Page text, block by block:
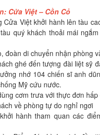
Cửa Việt – Cồn Cỏ
Cửa Việt khởi hành lên tàu
quý khách thoải mái
đoàn di chuyển nhận phòng
ghé đến tượng đài liệt sỹ
nhớ 104 chiến sĩ anh
Mỹ cứu nước.
cơm trưa với thực đơn hấp
về phòng tự do nghỉ ngơi
hành tham quan các